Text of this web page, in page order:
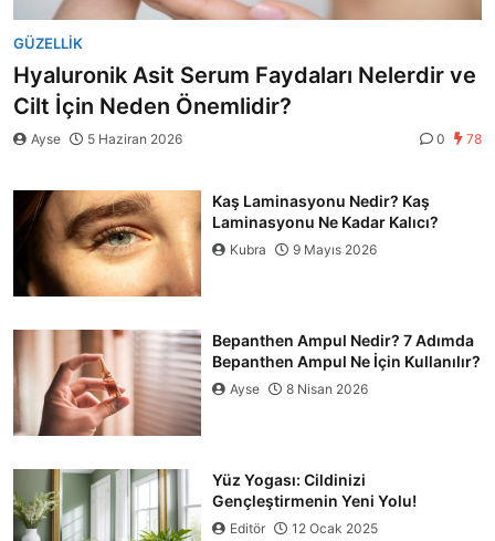
GÜZELLIK
Hyaluronik Asit Serum Faydaları Nelerdir ve
Cilt İçin Neden Önemlidir?
Ayse 5 Haziran 2026 0 78
Kaş Laminasyonu Nedir? Kaş
Laminasyonu Ne Kadar Kalıcı?
Kubra 9 Mayıs 2026
Bepanthen Ampul Nedir? 7 Adımda
Bepanthen Ampul Ne İçin Kullanılır?
Ayse 8 Nisan 2026
Yüz Yogası: Cildinizi
Gençleştirmenin Yeni Yolu!
Editör 12 Ocak 2025